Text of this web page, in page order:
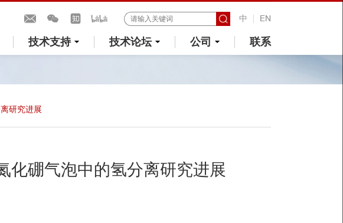
中 EN
技术支持 技术论坛 公司 联系
研究进展
化硼气泡中的氢分离研究进展